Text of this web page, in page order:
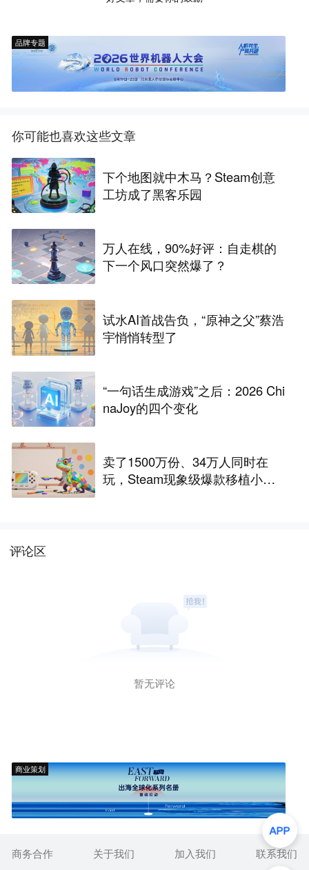
品牌专题
你可能也喜欢这些文章
下个地图就中木马？Steam创意
工坊成了黑客乐园
万人在线，90%好评：自走棋的
下一个风口突然爆了？
试水AI首战告负，“原神之父”蔡浩
宇悄悄转型了
“一句话生成游戏”之后：2026 Chi
naJoy的四个变化
卖了1500万份、34万人同时在
玩，Steam现象级爆款移植小游
评论区
暂无评论
商业策划
商务合作 关于我们 加入我们 联系我们